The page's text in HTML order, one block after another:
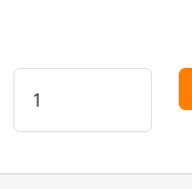
Uitgangsspanning
Spanning / voltage
Functie